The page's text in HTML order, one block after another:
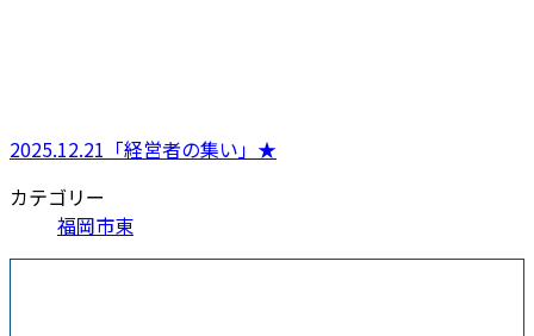
2025.12.21「経営者の集い」★
カテゴリー
福岡市東